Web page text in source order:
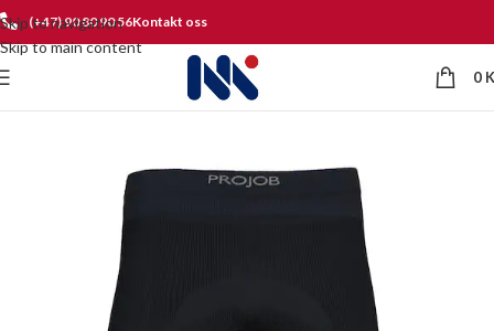
Skip to navigation
Skip to main content
(+47) 90 80 90 56Kontakt oss
0